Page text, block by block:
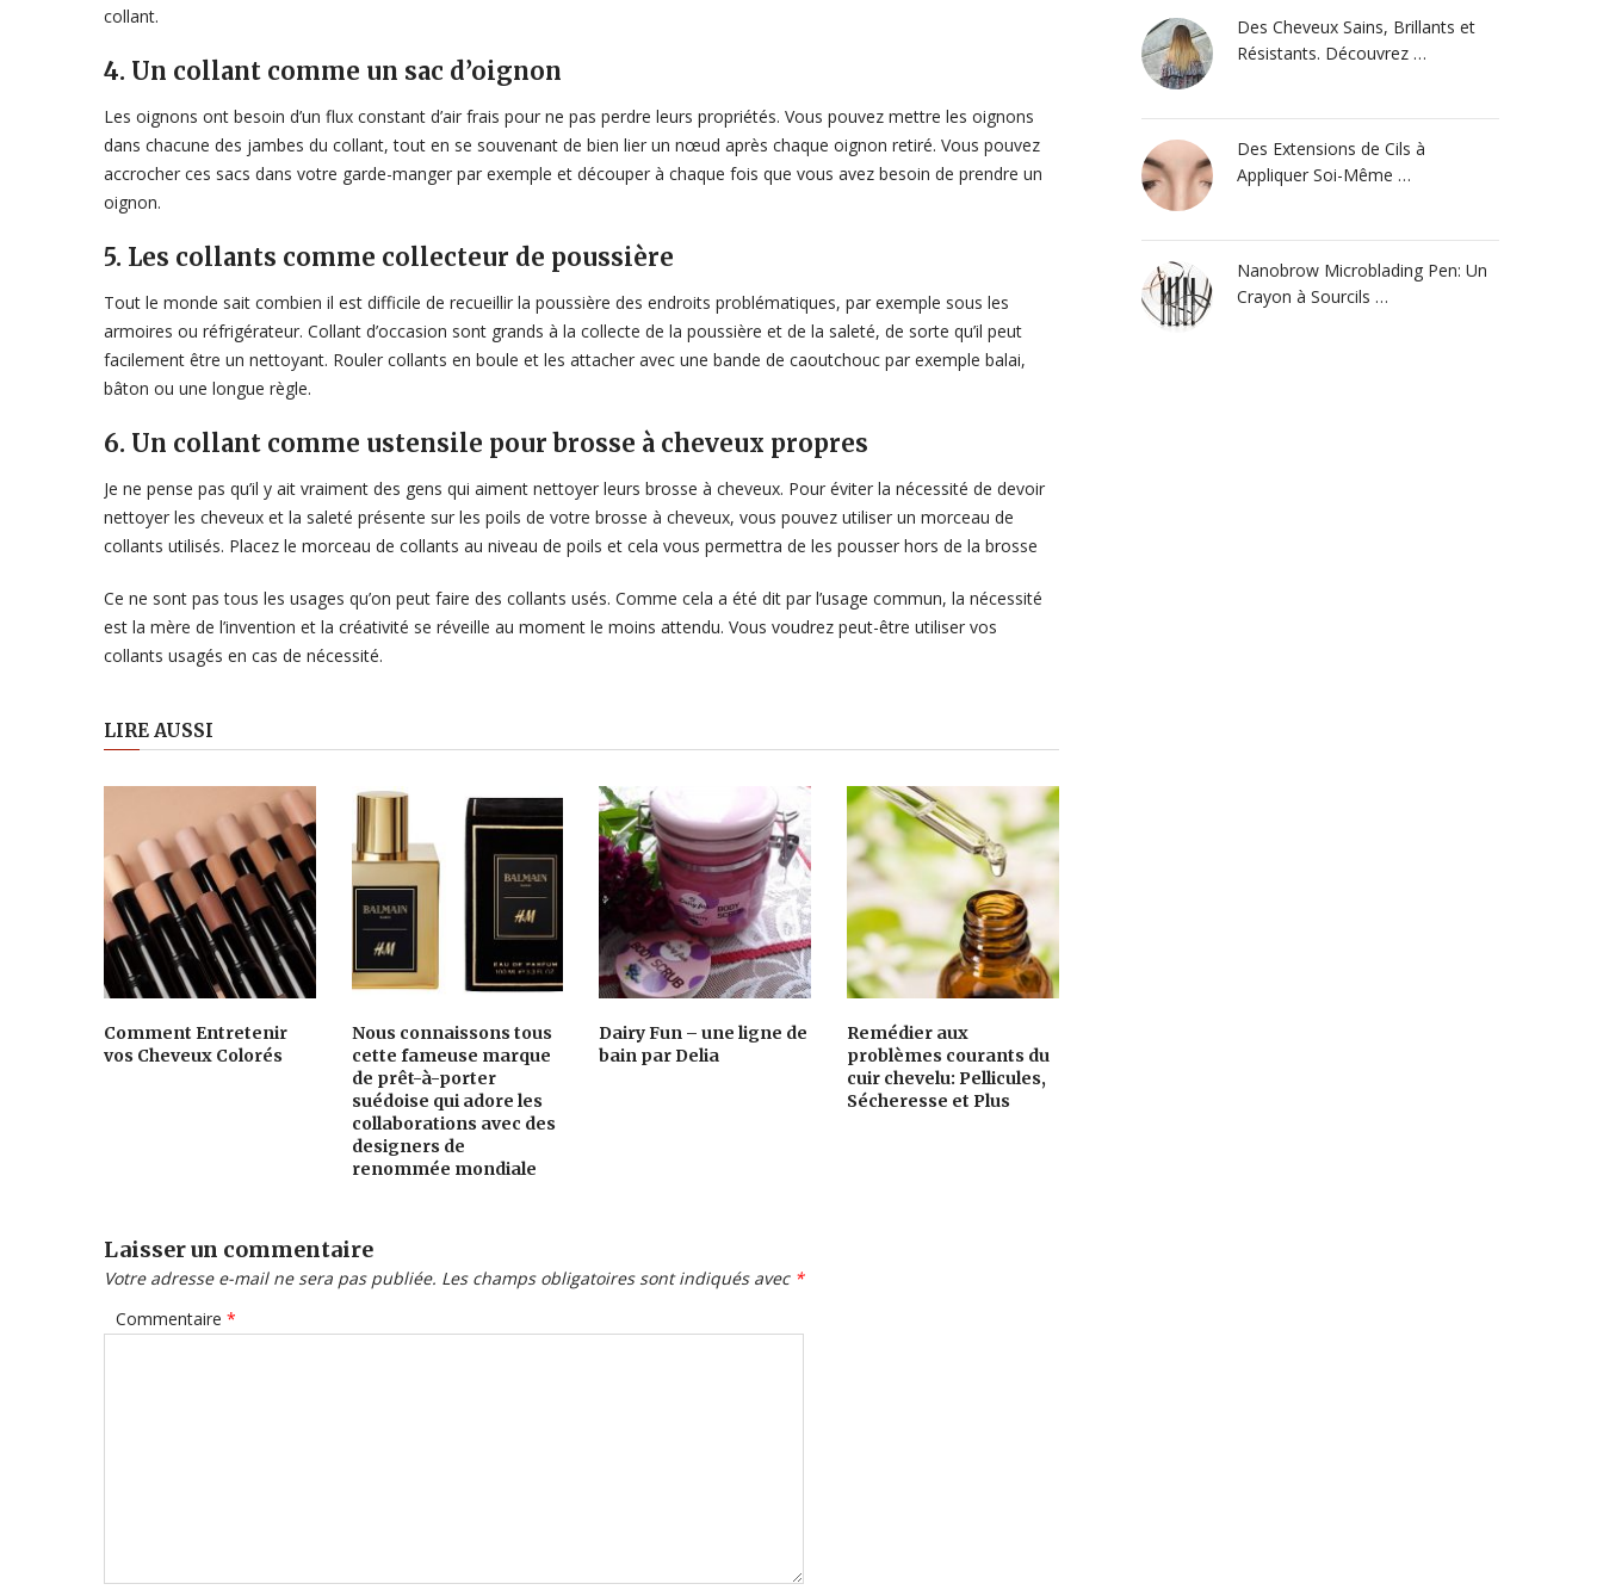
collant.
4. Un collant comme un sac d’oignon
Les oignons ont besoin d’un flux constant d’air frais pour ne pas perdre leurs propriétés. Vous pouvez mettre les oignons
dans chacune des jambes du collant, tout en se souvenant de bien lier un nœud après chaque oignon retiré. Vous pouvez
accrocher ces sacs dans votre garde-manger par exemple et découper à chaque fois que vous avez besoin de prendre un
oignon.
5. Les collants comme collecteur de poussière
Tout le monde sait combien il est difficile de recueillir la poussière des endroits problématiques, par exemple sous les
armoires ou réfrigérateur. Collant d’occasion sont grands à la collecte de la poussière et de la saleté, de sorte qu’il peut
facilement être un nettoyant. Rouler collants en boule et les attacher avec une bande de caoutchouc par exemple balai,
bâton ou une longue règle.
6. Un collant comme ustensile pour brosse à cheveux propres
Je ne pense pas qu’il y ait vraiment des gens qui aiment nettoyer leurs brosse à cheveux. Pour éviter la nécessité de devoir
nettoyer les cheveux et la saleté présente sur les poils de votre brosse à cheveux, vous pouvez utiliser un morceau de
collants utilisés. Placez le morceau de collants au niveau de poils et cela vous permettra de les pousser hors de la brosse
Ce ne sont pas tous les usages qu’on peut faire des collants usés. Comme cela a été dit par l’usage commun, la nécessité
est la mère de l’invention et la créativité se réveille au moment le moins attendu. Vous voudrez peut-être utiliser vos
collants usagés en cas de nécessité.
LIRE AUSSI
Comment Entretenir
vos Cheveux Colorés
Nous connaissons tous
cette fameuse marque
de prêt-à-porter
suédoise qui adore les
collaborations avec des
designers de
renommée mondiale
Dairy Fun – une ligne de
bain par Delia
Remédier aux
problèmes courants du
cuir chevelu: Pellicules,
Sécheresse et Plus
Laisser un commentaire
Votre adresse e-mail ne sera pas publiée. Les champs obligatoires sont indiqués avec *
Commentaire *
Des Cheveux Sains, Brillants et
Résistants. Découvrez …
Des Extensions de Cils à
Appliquer Soi-Même …
Nanobrow Microblading Pen: Un
Crayon à Sourcils …